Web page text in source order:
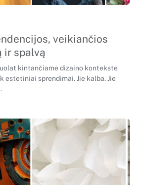
veikiančios
ir spalvą
kintančiame dizaino kontekste
estetiniai sprendimai. Jie kalba. Jie